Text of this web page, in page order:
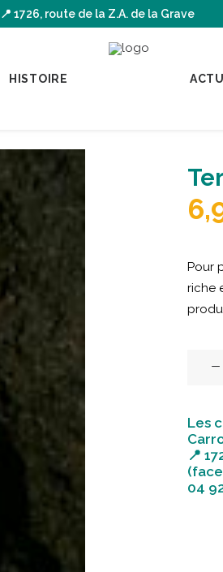
1726, route de la Z.A. de la Grave
HISTOIRE
Pour
riche
fertile
50L
Les
📍
04